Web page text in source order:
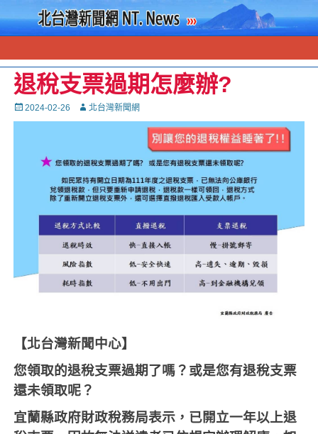
退稅支票過期怎麼辦?
Posted
on
2024-02-26 Autor北台灣新聞網
【北台灣新聞中心】
您領取的退稅支票過期了嗎？或是您有退稅支票
還未領取呢？
宜蘭縣政府財政稅務局表示，已開立一年以上退